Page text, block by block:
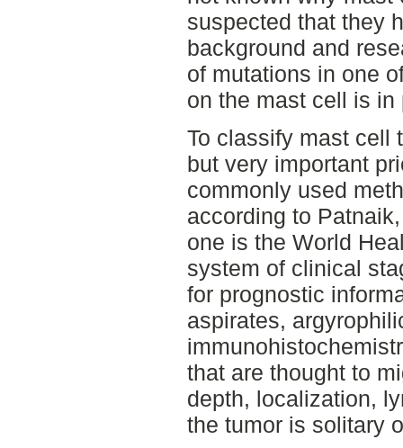
suspected that they
background and
of mutations in one
on the mast cell is in
To classify mast cell
but very important
commonly used
according to
one is the World
system of clinical
for prognostic
aspirates,
that are thought to
depth, localization,
the tumor is solitary